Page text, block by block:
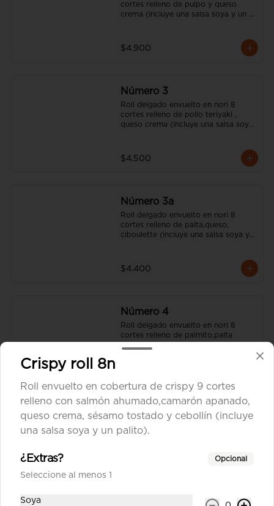
cortes relleno de pulpo y queso
crema (incluye una salsa soya y un
$4.900
Número 3
Roll delgado envuelto en nori 8
cortes relleno de pollo teriyaki ,
queso crema (incluye una salsa soya
$4.500
Número 3a
Roll delgado envuelto en nori 8
cortes relleno de palta,queso,
ciboulette (incluye una salsa soya y
$4.400
Número 4
Roll delgado envuelto en nori 8
cortes relleno de palmito,palta
(incluye una salsa soya y un palito).
Número 4a
Roll delgado envuelto en nori 8
crema , sésamo (incluye una salsa
Crispy roll 8n
Roll envuelto en cobertura de crispy 9 cortes
relleno con salmón ahumado,camarón apanado,
queso crema, sésamo tostado y cebollín (incluye
una salsa soya y un palito).
¿Extras? Opcional
Seleccione al menos 1
Soya